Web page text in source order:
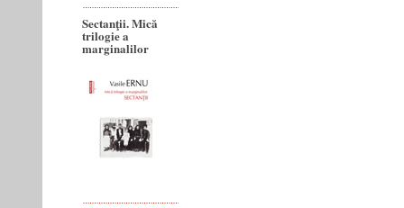
Sectanţii. Mică
trilogie a
marginalilor